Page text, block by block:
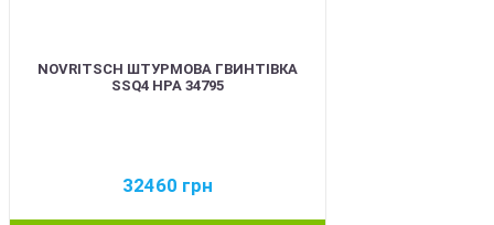
NOVRITSCH ШТУРМОВА ГВИНТІВКА
SSQ4 HPA 34795
32460 грн